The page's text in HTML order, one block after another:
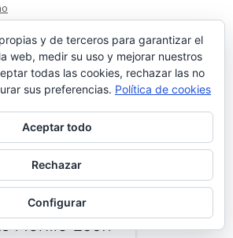
y de terceros para garantizar el
web, medir su uso y mejorar nuestros
todas las cookies, rechazar las no
sus preferencias. Política de cookies
Aceptar todo
Rechazar
Configurar